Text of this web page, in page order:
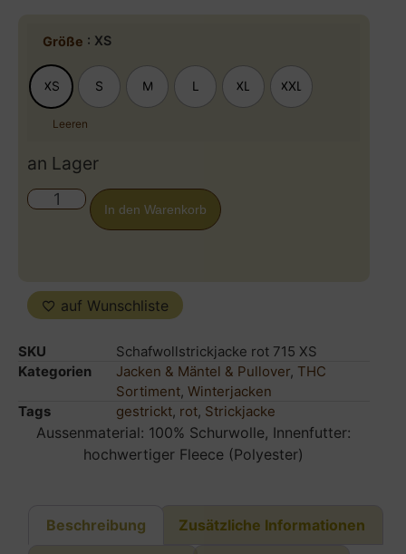
Größe : XS
XS S M L XL XXL
Leeren
an Lager
In den Warenkorb
auf Wunschliste
SKU
Schafwollstrickjacke rot 715 XS
Kategorien
Jacken & Mäntel & Pullover, THC
Sortiment, Winterjacken
Tags
gestrickt, rot, Strickjacke
Aussenmaterial: 100% Schurwolle, Innenfutter:
hochwertiger Fleece (Polyester)
Beschreibung Zusätzliche Informationen